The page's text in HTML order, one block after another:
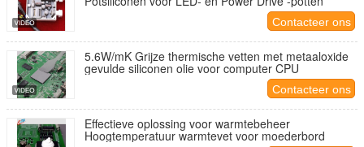
Contacteer ons
5.6W/mK Grijze thermische vetten met metaaloxide
gevulde siliconen olie voor computer CPU
Contacteer ons
Effectieve oplossing voor warmtebeheer
Hoogtemperatuur warmtevet voor moederbord